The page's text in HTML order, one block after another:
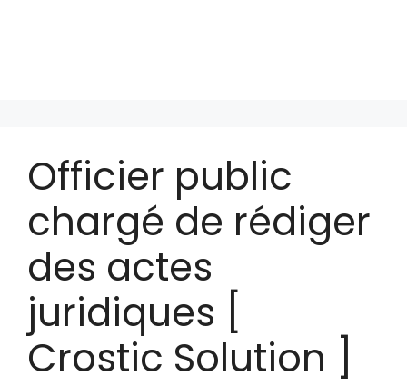
Officier public
chargé de rédiger
des actes
juridiques [
Crostic Solution ]